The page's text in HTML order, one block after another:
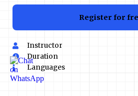
Register for
Instructor
Duration
Languages